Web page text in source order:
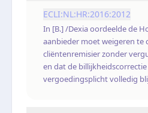
ECLI:NL:HR:2016:2012
In [B.] /Dexia oordeelde de
aanbieder moet weigeren te
cliëntenremisier zonder
en dat de
vergoedingsplicht volledig